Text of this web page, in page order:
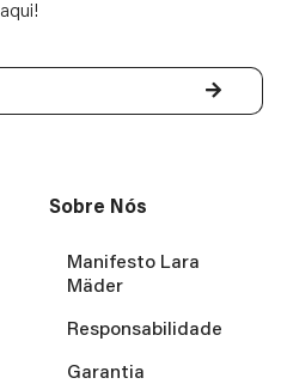
aqui!
Sobre Nós
Manifesto Lara
Mäder
Responsabilidade
Garantia